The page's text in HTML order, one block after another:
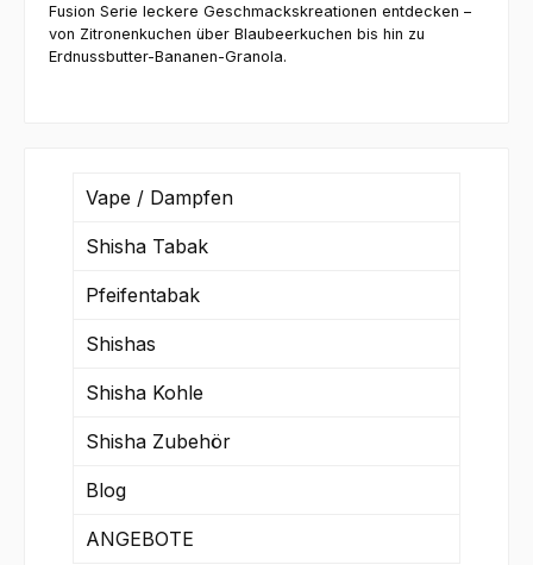
Fusion Serie leckere Geschmackskreationen entdecken –
von Zitronenkuchen über Blaubeerkuchen bis hin zu
Erdnussbutter-Bananen-Granola.
Vape / Dampfen
Shisha Tabak
Pfeifentabak
Shishas
Shisha Kohle
Shisha Zubehör
Blog
ANGEBOTE